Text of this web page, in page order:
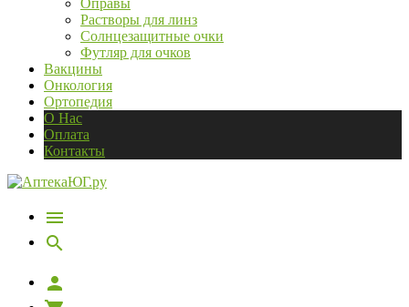
Оправы
Растворы для линз
Солнцезащитные очки
Футляр для очков
Вакцины
Онкология
Ортопедия
О Нас
Оплата
Контакты